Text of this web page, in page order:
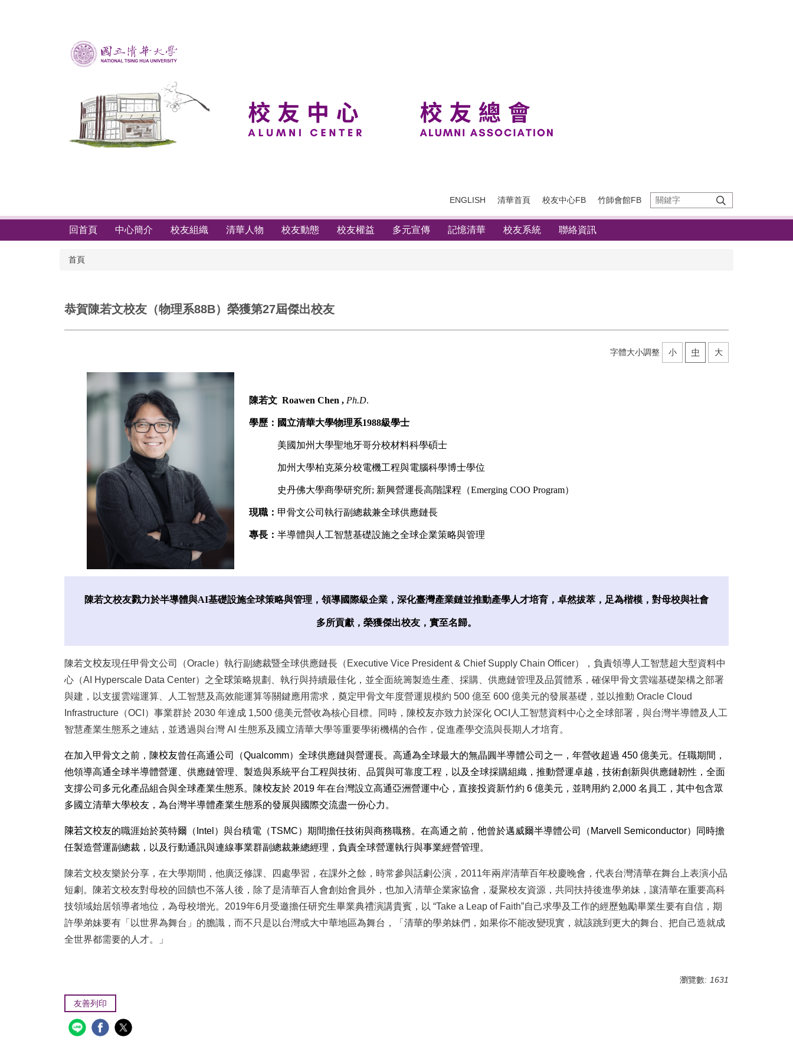
ENGLISH 清華首頁 校友中心FB 竹師會館FB
回首頁 中心簡介 校友組織 清華人物 校友動態 校友權益 多元宣傳 記憶清華 校友系統 聯絡資訊
首頁
恭賀陳若文校友（物理系88B）榮獲第27屆傑出校友
字體大小調整 小 中 大
陳若文 Roawen Chen , Ph.D.
學歷： 國立清華大學物理系1988級學士
美國加州大學聖地牙哥分校材料科學碩士
加州大學柏克萊分校電機工程與電腦科學博士學位
史丹佛大學商學研究所; 新興營運長高階課程（Emerging COO Program）
現職： 甲骨文公司執行副總裁兼全球供應鏈長
專長： 半導體與人工智慧基礎設施之全球企業策略與管理
陳若文校友戮力於半導體與AI基礎設施全球策略與管理，領導國際級企業，深化臺灣產業鏈並推動產學人才培育，卓然拔萃，足為楷模，對母校與社會
多所貢獻，榮獲傑出校友，實至名歸。
陳若文校友現任甲骨文公司（Oracle）執行副總裁暨全球供應鏈長（Executive Vice President & Chief Supply Chain Officer），負責領導人工智慧超大型資料中
心（AI Hyperscale Data Center）之全球策略規劃、執行與持續最佳化，並全面統籌製造生產、採購、供應鏈管理及品質體系，確保甲骨文雲端基礎架構之部署
與建，以支援雲端運算
人工智慧及高效能運算等關鍵應用需求，奠定甲骨文年度營運規模約 500 億至 600 億美元的發展基礎，並以推動 Oracle Cloud
Infrastructure（OCI）事業群於 2030 年達成 1,500 億美元營收為核心目標。同時，陳校友亦致力於深化 OCI人工智慧資料中心之全球部署，與台灣半導體及人工
智慧產業生態系之連結，並透過與台灣 AI 生態系及國立清華大學等重要學術機構的合作，促進產學交流與長期人才培育。
在加入甲骨文之前，陳校友曾任高通公司（Qualcomm）全球供應鏈與營運長。高通為全球最大的無晶圓半導體公司之一，年營收超過 450 億美元。任職期間，
他領導高通全球半導體營運、供應鏈管理、製造與系統平台工程與技術、品質與可靠度工程，以及全球採購組織，推動營運卓越，技術創新與供應鏈韌性，全面
支撐公司多元化產品組合與全球產業生態系。
陳校友於 2019 年在台灣設立高通亞洲營運中心，直接投資新竹約 6 億美元，並聘用約 2,000 名員工，其中包含眾
多國立清華大學校友，為台灣半導體產業生態系的發展與國際交流盡一份心力。
陳若文校友的職涯始於英特爾（Intel）與台積電（TSMC）期間擔任技術與商務職務。在高通之前， 他曾於邁威爾半導體公司（ Marvell Semiconductor）同時擔
任製造營運副總裁，以及行動通訊與連線事業群副總裁兼總經理，負責全球營運執行與事業經營管理。
陳若文校友樂於分享，在大學期間，他廣泛修課、四處學習，在課外之餘，時常參與話劇公演， 2011年兩岸清華百年校慶晚會，代表台灣清華在舞台上表演小品
短劇。陳若文校友對母校的回饋也不落人後，除了是清華百人會創始會員外，也加入清華企業家協會，凝聚校友資源，共同扶持後進學弟妹，讓清華在重要高科
技領域始居領導者地位，為母校增光。 2019年6月受邀擔任研究生畢業典禮演講貴賓，以 “Take a Leap of Faith”自己求學及工作的經歷勉勵畢業生要有自信，期
許學弟妹要有「以世界為舞台」的膽識，而不只是以台灣或大中華地區為舞台，「清華的學弟妹們，如果你不能改變現實，就該跳到更大的舞台、把自己造就成
全世界都需要的人才。」
瀏覽數: 1631
友善列印